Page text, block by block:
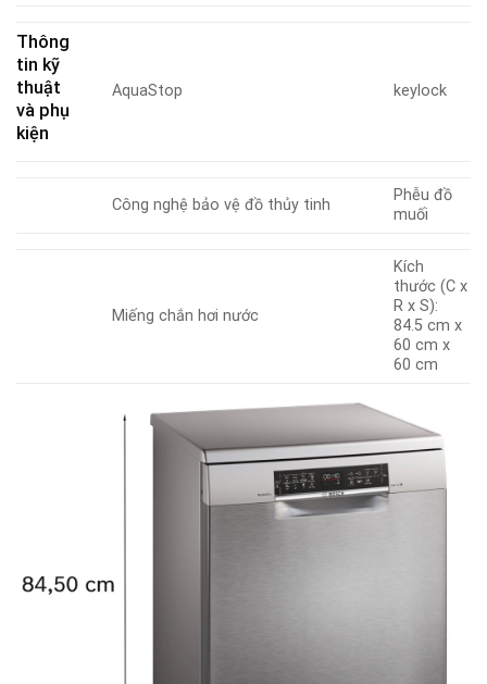
Thông
tin kỹ
thuật
và phụ
kiện
AquaStop keylock
Công nghệ bảo vệ đồ thủy tinh
Phễu đồ
muối
Miếng chắn hơi nước
Kích
thước (C x
R x S):
84.5 cm x
60 cm x
60 cm